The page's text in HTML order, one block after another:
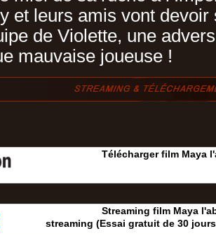
et leurs amis vont
de Violette, une
mauvaise joueuse !
Télécharger film Maya
Streaming film Maya
streaming (Essai gratuit de 30